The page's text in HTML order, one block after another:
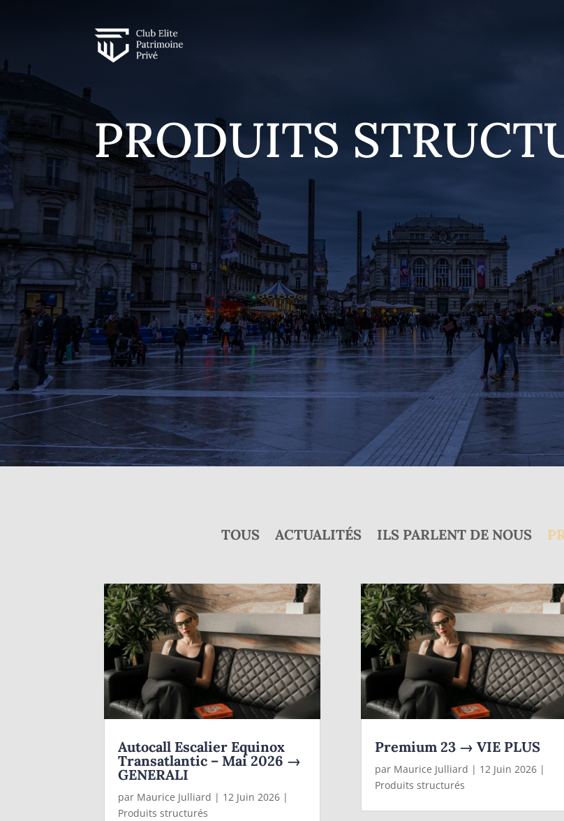
PRODUITS
TOUS ACTUALITÉS ILS PARLENT DE NOUS
Autocall Escalier Equinox
Transatlantic – Mai 2026 →
GENERALI
par Maurice Julliard | 12 Juin 2026 |
Produits structurés
Premium 23 → VIE PLUS
par Maurice Julliard | 12 Juin 2026|
Produits structurés